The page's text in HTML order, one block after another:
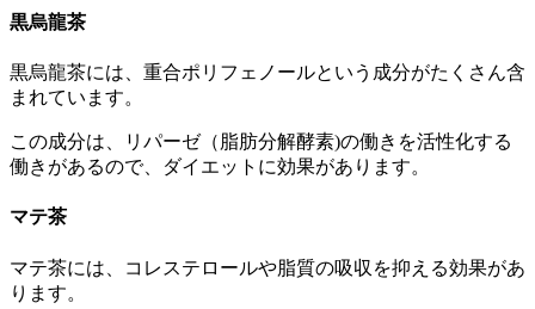
黒烏龍茶
黒烏龍茶には、重合ポリフェノールという成分がたくさん含
まれています。
この成分は、リパーゼ（脂肪分解酵素)の働きを活性化する
働きがあるので、ダイエットに効果があります。
マテ茶
マテ茶には、コレステロールや脂質の吸収を抑える効果があ
ります。